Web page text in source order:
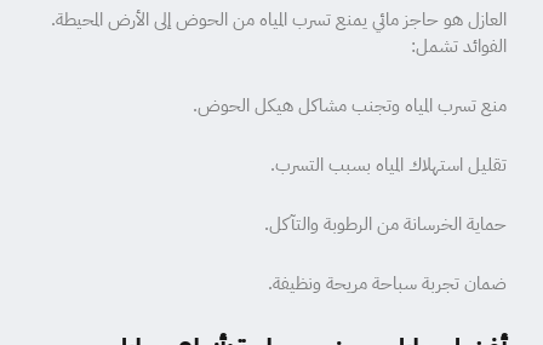
العازل هو حاجز مائي يمنع تسرب المياه من الحوض إلى الأرض المحيطة.
الفوائد تشمل:
منع تسرب المياه وتجنب مشاكل هيكل الحوض.
تقليل استهلاك المياه بسبب التسرب.
حماية الخرسانة من الرطوبة والتآكل.
ضمان تجربة سباحة مريحة ونظيفة.